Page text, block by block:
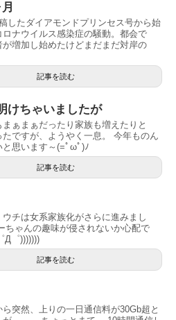
したダイアモンドプリンセス号から始
ロナウイルス感染症の騒動。都会で
が増加し始めたけどまだまだ対岸の
記事を読む
けちゃいましたが
ぁまぁだったり家族も増えたりと
ですが、ようやく一息。 今年ものん
と思います～(=ﾟωﾟ)ﾉ
記事を読む
ウチは女系家族化がさらに進みまし
ちゃんの趣味が侵されないか心配で
゜)))))))
記事を読む
突然、上りの一日通信料が30Gb超と